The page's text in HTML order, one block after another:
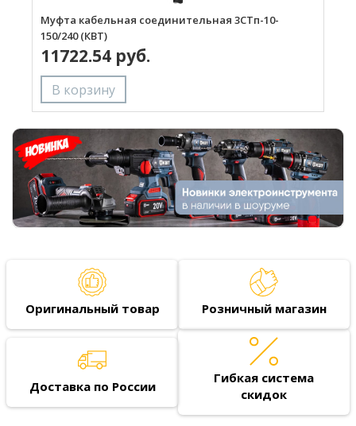
Муфта кабельная соединительная 3СТп-10-
150/240 (КВТ)
11722.54 руб.
Оригинальный товар Розничный магазин
Доставка по России
Гибкая система
скидок